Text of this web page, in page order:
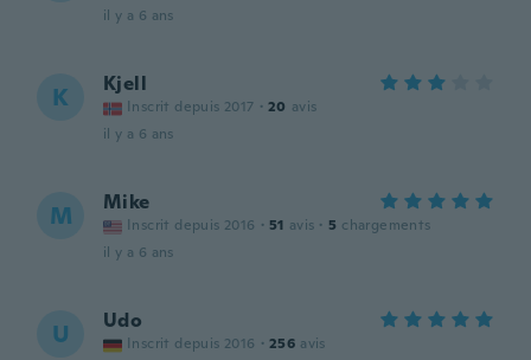
il y a 6 ans
K Kjell
Inscrit depuis 2017 · 20 avis
il y a 6 ans
M Mike
Inscrit depuis 2016 · 51 avis · 5 chargements
il y a 6 ans
U Udo
Inscrit depuis 2016 · 256 avis